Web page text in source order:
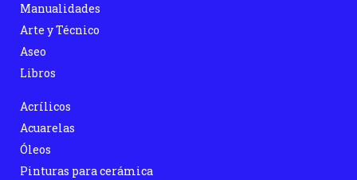
Manualidades
Arte y Técnico
Aseo
Libros
Acrílicos
Acuarelas
Óleos
Pinturas para cerámica